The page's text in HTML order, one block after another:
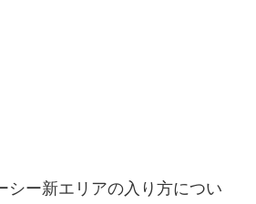
シー新エリアの入り方につい